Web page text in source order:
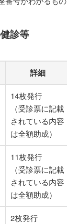
診等
詳細
14枚発行
（受診票に記載
されている内容
は全額助成）
11枚発行
（受診票に記載
されている内容
は全額助成）
2枚発行